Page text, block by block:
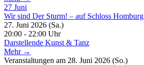
27 Juni
Wir sind Der Sturm! – auf Schloss Homburg
27. Juni 2026 (Sa.)
20:00 - 22:00 Uhr
Darstellende Kunst & Tanz
Mehr →
Veranstaltungen am 28. Juni 2026 (So.)